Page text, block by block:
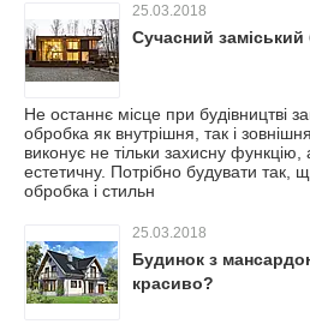
25.03.2018
Сучасний заміський
Не останнє місце при будівництві
обробка як внутрішня, так і
виконує не тільки захисну
естетичну. Потрібно будувати так,
обробка і стильн
25.03.2018
Будинок з
красиво?